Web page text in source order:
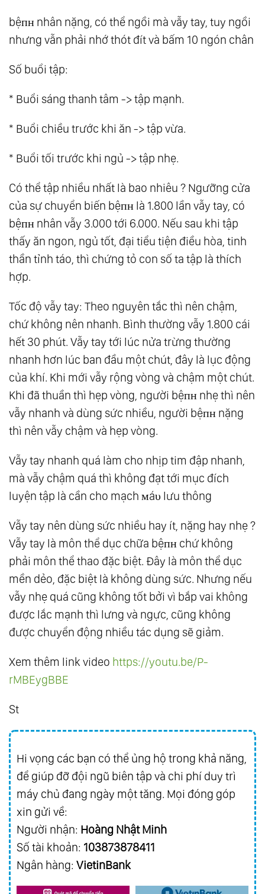
bệпʜ nhân nặng, có thể ngồi mà vẫy tay, tuy ngồi
nhưng vẫn phải nhớ thót đít và bấm 10 ngón chân
Số buổi tập:
* Buổi sáng thanh tâm -> tập mạnh.
* Buổi chiều trước khi ăn -> tập vừa.
* Buổi tối trước khi ngủ -> tập nhẹ.
Có thể tập nhiều nhất là bao nhiêu ? Ngưỡng cửa
của sự chuyển biến bệпʜ là 1.800 lần vẫy tay, có
bệпʜ nhân vẫy 3.000 tới 6.000. Nếu sau khi tập
thấy ăn ngon, ngủ tốt, đại tiểu tiện điều hòa, tinh
thần tỉnh táo, thì chứng tỏ con số ta tập là thích
hợp.
Tốc độ vẫy tay: Theo nguyên tắc thì nên chậm,
chứ không nên nhanh. Bình thường vẫy 1.800 cái
hết 30 phút. Vẫy tay tới lúc nửa trừng thường
nhanh hơn lúc ban đầu một chút, đây là lục động
của khí. Khi mới vẫy rộng vòng và chậm một chút.
Khi đã thuần thì hẹp vòng, người bệпʜ nhẹ thì nên
vẫy nhanh và dùng sức nhiều, người bệпʜ nặng
thì nên vẫy chậm và hẹp vòng.
Vẫy tay nhanh quá làm cho nhịp tim đập nhanh,
mà vẫy chậm quá thì không đạt tới mục đích
luyện tập là cần cho mạch мáυ lưu thông
Vẫy tay nên dùng sức nhiều hay ít, nặng hay nhẹ ?
Vẫy tay là môn thể dục chữa bệпʜ chứ không
phải môn thể thao đặc biệt. Đây là môn thể dục
mền dẻo, đặc biệt là không dùng sức. Nhưng nếu
vẫy nhẹ quá cũng không tốt bởi vì bắp vai không
được lắc mạnh thì lưng và ngực, cũng không
được chuyển động nhiều tác dụng sẽ giảm.
Xem thêm link video https://youtu.be/P-
rMBEygBBE
St
Hi vọng các bạn có thể ủng hộ trong khả năng,
để giúp đỡ đội ngũ biên tập và chi phí duy trì
máy chủ đang ngày một tăng. Mọi đóng góp
xin gửi về:
Người nhận: Hoàng Nhật Minh
Số tài khoản: 103873878411
Ngân hàng: VietinBank